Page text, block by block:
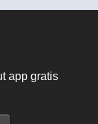
app gratis